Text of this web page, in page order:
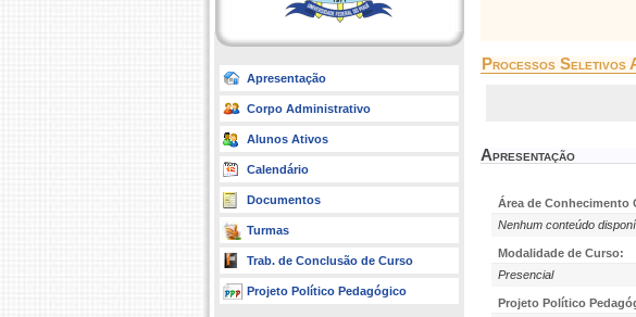
Apresentação
Corpo Administrativo
Alunos Ativos
Calendário
Documentos
Turmas
Trab. de Conclusão de Curso
Projeto Político Pedagógico
Processos Seletivos
Apresentação
Área de Conhecimento
Nenhum conteúdo
Modalidade de Curso:
Presencial
Projeto Político